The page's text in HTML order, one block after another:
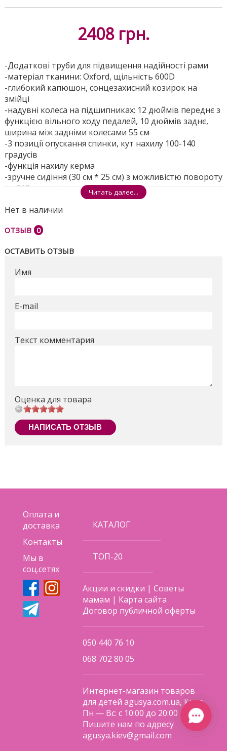
2408 грн.
-Додаткові труби для підвищення надійності рами
-матеріал тканини: Oxford, щільність 600D
-глибокий капюшон, сонцезахисний козирок на
змійці
-надувні колеса на підшипниках: 12 дюймів переднє з
функцією вільного ходу педалей, 10 дюймів заднє,
ширина між задніми колесами 55 см
-3 позиції опускання спинки, кут нахилу 100-140
градусів
-функція нахилу керма
-зручне сидіння (30 см * 25 см) з можливістю повороту
на 360 градусів
-висота від сидіння до підлоги 37 см
-розсувний бампер
Поделиться
Читать далее...
Нет в наличии
ОТЗЫВ 0
ОСТАВИТЬ ОТЗЫВ
Имя
E-mail
Текст комментария
Оценка для товара
НАПИСАТЬ ОТЗЫВ
Оплата и
доставка
Контакты
Мы в
соц.сетях
КАТАЛОГ
ТОП-20
Акции и скидки |Советы
мамам | Карта сайта
Договор публичной оферты
050 440 76 10
068 702 80 05
Интернет-магазин товаров
для детей agusya.com.ua, Киев
Пн — Вс: с 10:00 до 20:00
Пишите нам по адресу
agusya.kiev@gmail.com